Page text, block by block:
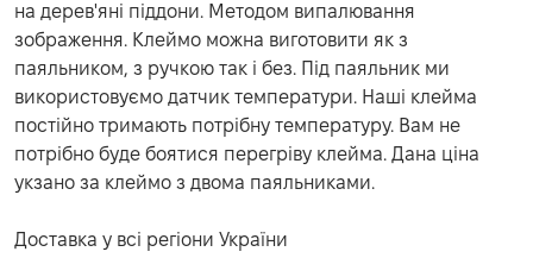
на дерев'яні піддони. Методом випалювання
зображення. Клеймо можна виготовити як з
паяльником, з ручкою так і без. Під паяльник ми
використовуємо датчик температури. Наші клейма
постійно тримають потрібну температуру. Вам не
потрібно буде боятися перегріву клейма. Дана ціна
укзано за клеймо з двома паяльниками.
Доставка у всі регіони України